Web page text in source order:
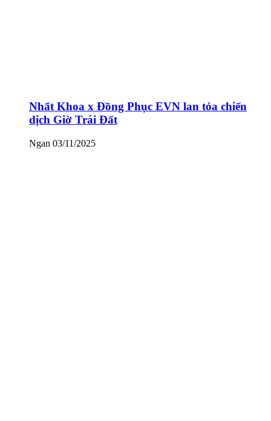
Nhất Khoa x Đồng Phục EVN lan tỏa chiến
dịch Giờ Trái Đất
Ngan 03/11/2025